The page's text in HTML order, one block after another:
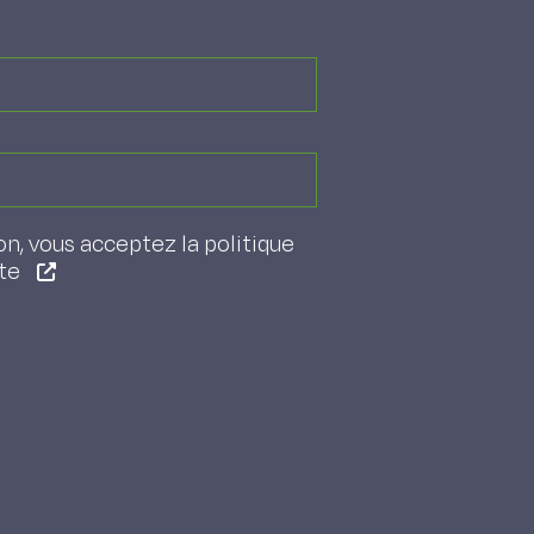
vous acceptez la politique